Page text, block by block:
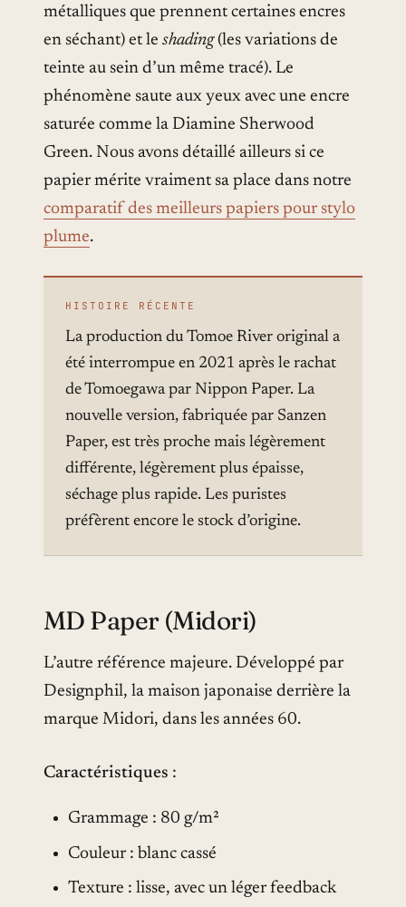
métalliques que prennent certaines encres
en séchant) et le shading(les variations de
teinte au sein d’un même tracé). Le
phénomène saute aux yeux avec une encre
saturée comme la Diamine Sherwood
Green. Nous avons détaillé ailleurs si ce
papier mérite vraiment sa place dans notre
comparatif des meilleurs papiers pour stylo
plume.
HISTOIRE RÉCENTE
La production du Tomoe River original a
été interrompue en 2021 après le rachat
de Tomoegawa par Nippon Paper. La
nouvelle version, fabriquée par Sanzen
Paper, est très proche mais légèrement
différente, légèrement plus épaisse,
séchage plus rapide. Les puristes
préfèrent encore le stock d’origine.
MD Paper (Midori)
L’autre référence majeure. Développé par
Designphil, la maison japonaise derrière la
marque Midori, dans les années 60.
Caractéristiques :
Grammage : 80 g/m²
Couleur : blanc cassé
Texture : lisse, avec un léger feedback